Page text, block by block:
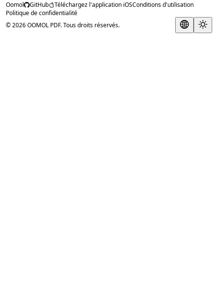
Oomol GitHub Téléchargez l'application iOSConditions d'utilisation
Politique de confidentialité
© 2026 OOMOL PDF. Tous droits réservés.